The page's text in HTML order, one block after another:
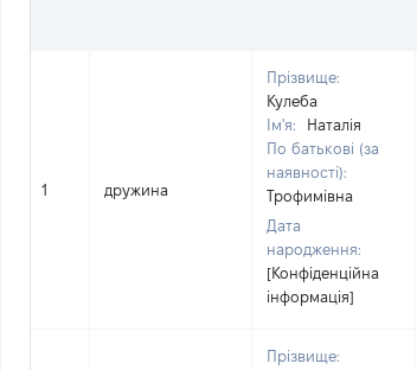
1 дружина
Прізвище:
Кулеба
Ім'я:
Наталія
По батькові (за
наявності):
Трофимівна
Дата
народження:
[Конфіденційна
інформація]
Прізвище: